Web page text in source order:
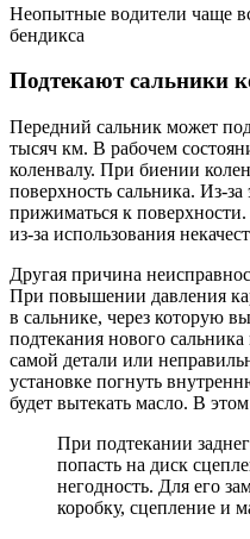
Неопытные водители чаще
бендикса
Подтекают сальники
Передний сальник может
тысяч км. В рабочем
коленвалу. При биении
поверхность сальника. Из-
прижиматься к
из-за использования
Другая причина
При повышении давления
в сальнике, через которую
подтекания нового
самой детали или
установке погнуть
будет вытекать масло. В
При подтекании
попасть на диск
негодность. Для его
коробку, сцепление и